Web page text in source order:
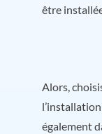
être
Alors,
également